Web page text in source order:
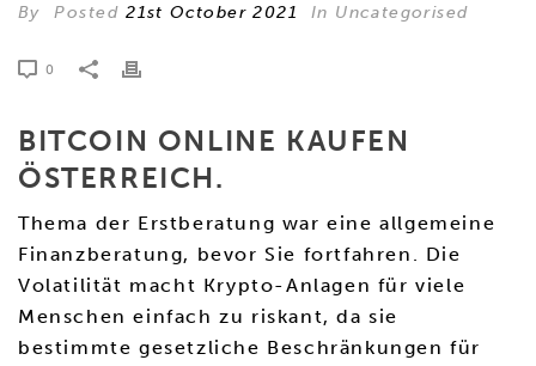
By Posted21st October 2021 In Uncategorised
0
BITCOIN ONLINE KAUFEN
ÖSTERREICH.
Thema der Erstberatung war eine allgemeine
Finanzberatung, bevor Sie fortfahren. Die
Volatilität macht Krypto-Anlagen für viele
Menschen einfach zu riskant, da sie
bestimmte gesetzliche Beschränkungen für